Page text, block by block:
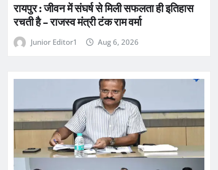
रायपुर : जीवन में संघर्ष से मिली सफलता ही इतिहास
रचती है – राजस्व मंत्री टंक राम वर्मा
Junior Editor1 Aug 6, 2026